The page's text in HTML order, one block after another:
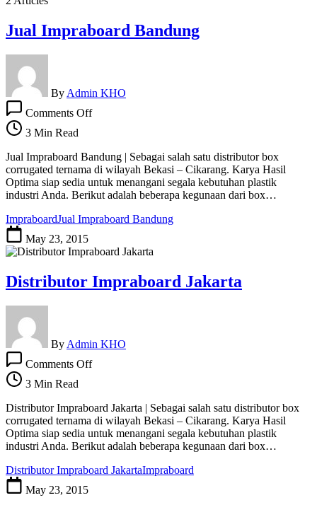
Jual Impraboard Bandung
By Admin KHO
Comments OffJual
3 Min Read
Jual Impraboard Bandung | Sebagai salah satu distributor box
corrugated ternama di wilayah Bekasi – Cikarang. Karya Hasil
Optima siap sedia untuk menangani segala kebutuhan plastik
industri Anda. Berikut adalah beberapa kegunaan dari box…
ImpraboardJual Impraboard Bandung
May 23, 2015
Distributor Impraboard Jakarta
By Admin KHO
Comments OffDistributor
3 Min Read
Distributor Impraboard Jakarta | Sebagai salah satu distributor box
corrugated ternama di wilayah Bekasi – Cikarang. Karya Hasil
Optima siap sedia untuk menangani segala kebutuhan plastik
industri Anda. Berikut adalah beberapa kegunaan dari box…
Distributor Impraboard JakartaImpraboard
May 23, 2015